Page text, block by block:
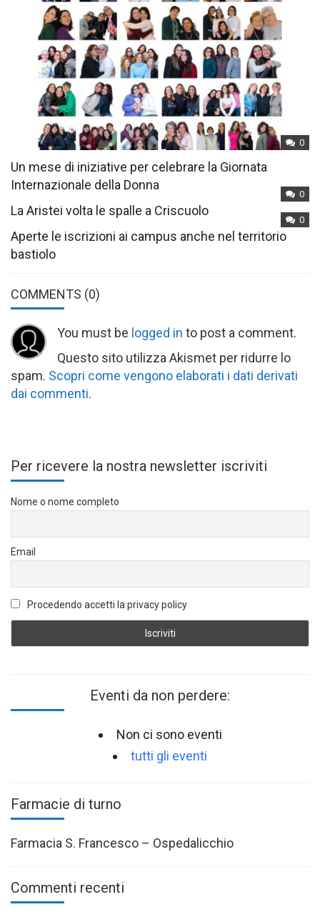
0
Un mese di iniziative per celebrare la Giornata
Internazionale della Donna
0
La Aristei volta le spalle a Criscuolo
0
Aperte le iscrizioni ai campus anche nel territorio
bastiolo
COMMENTS (0)
You must be logged in to post a comment.
Questo sito utilizza Akismet per ridurre lo
spam. Scopri come vengono elaborati i dati derivati
dai commenti.
Per ricevere la nostra newsletter iscriviti
Nome o nome completo
Email
Procedendo accetti la privacy policy
Eventi da non perdere:
Non ci sono eventi
tutti gli eventi
Farmacie di turno
Farmacia S. Francesco – Ospedalicchio
Commenti recenti